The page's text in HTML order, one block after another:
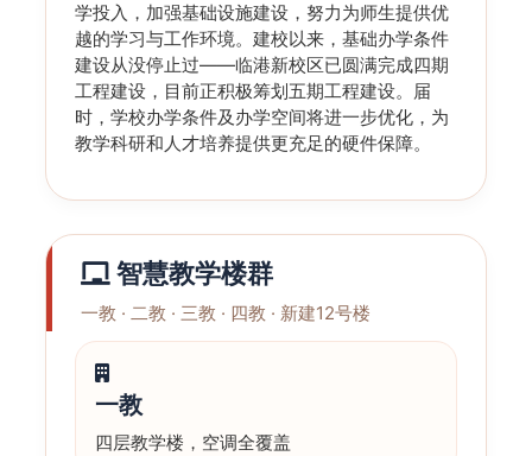
学投入，加强基础设施建设，努力为师生提供优
越的学习与工作环境。建校以来，基础办学条件
建设从没停止过——临港新校区已圆满完成四期
工程建设，目前正积极筹划五期工程建设。届
时，学校办学条件及办学空间将进一步优化，为
教学科研和人才培养提供更充足的硬件保障。
智慧教学楼群
一教 · 二教 · 三教 · 四教 · 新建12号楼
一教
四层教学楼，空调全覆盖